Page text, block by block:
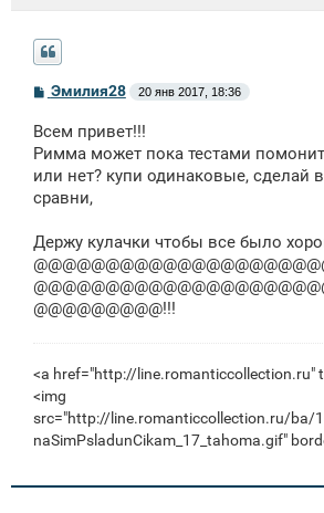
С
б
щ
н
и
Эмилия28 20 янв 2017, 18:36
Всем привет!!!
Римма может пока тестами
или нет? купи одинаковые, сделай
сравни,
Держу кулачки чтобы все было
@@@@@@@@@!!!
<a href="http://line.romanticcollection.ru"
<img
src="http://line.romanticcollection.ru/ba/
naSimPsladunCikam_17_tahoma.gif"